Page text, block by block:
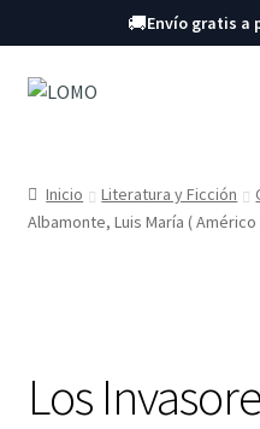
🚚Envío gratis a
Ir
Ir
Libros
Inicio Literatura y Ficción
Albamonte, Luis María (
Los